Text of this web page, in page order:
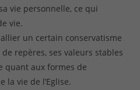
vie personnelle, ce qui
vie.
un certain conservatisme
repères, ses valeurs stables
quant aux formes de
la vie de l’Eglise.